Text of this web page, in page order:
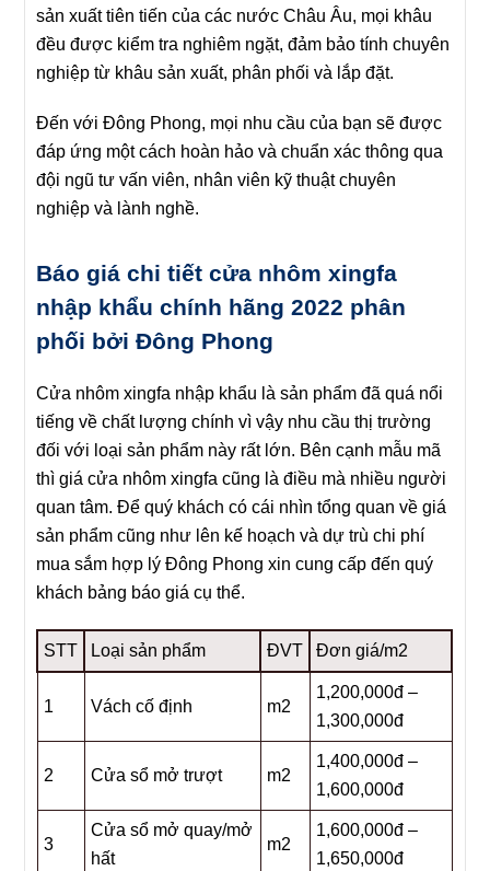
sản xuất tiên tiến của các nước Châu Âu, mọi khâu
đều được kiểm tra nghiêm ngặt, đảm bảo tính chuyên
nghiệp từ khâu sản xuất, phân phối và lắp đặt.
Đến với Đông Phong, mọi nhu cầu của bạn sẽ được
đáp ứng một cách hoàn hảo và chuẩn xác thông qua
đội ngũ tư vấn viên, nhân viên kỹ thuật chuyên
nghiệp và lành nghề.
Báo giá chi tiết cửa nhôm xingfa
nhập khẩu chính hãng 2022 phân
phối bởi Đông Phong
Cửa nhôm xingfa nhập khẩu là sản phẩm đã quá nổi
tiếng về chất lượng chính vì vậy nhu cầu thị trường
đối với loại sản phẩm này rất lớn. Bên cạnh mẫu mã
thì giá cửa nhôm xingfa cũng là điều mà nhiều người
quan tâm. Để quý khách có cái nhìn tổng quan về giá
sản phẩm cũng như lên kế hoạch và dự trù chi phí
mua sắm hợp lý Đông Phong xin cung cấp đến quý
khách bảng báo giá cụ thể.
STT Loại sản phẩm ĐVT Đơn giá/m2
1 Vách cố định m2
1,200,000đ –
1,300,000đ
2 Cửa sổ mở trượt m2
1,400,000đ –
1,600,000đ
3
Cửa sổ mở quay/mở
hất
m2
1,600,000đ –
1,650,000đ